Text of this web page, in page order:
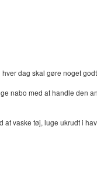
dag skal gøre noget
nabo med at handle den
vaske tøj, luge ukrudt i